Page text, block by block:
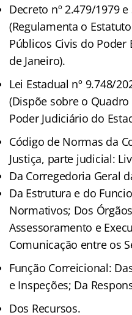
Decreto nº 2.479/1979
(Regulamenta o
Públicos Civis do Poder
de Janeiro).
Lei Estadual nº 9.748/
(Dispõe sobre o
Poder Judiciário do
Código de Normas da
Justiça, parte judicial:
Da Corregedoria Geral
Da Estrutura e do
Normativos; Dos
Assessoramento e
Comunicação entre os
Função Correicional:
e Inspeções; Da
Dos Recursos.